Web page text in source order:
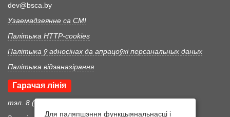
dev@bsca.by
Узаемадзеянне са СМІ
Палітыка HTTP-cookies
Палітыка ў адносінах да апрацоўкі персанальных даных
Палітыка відэаназірання
Гарачая лінія
тэл. 8 (017) 352 46 05
Для паляпшэння функцыянальнасці і